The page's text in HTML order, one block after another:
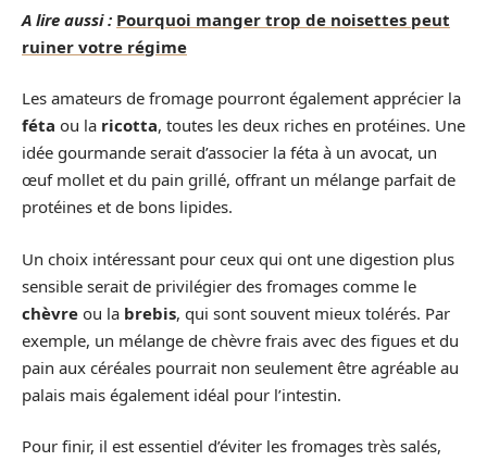
A lire aussi : Pourquoi manger trop de noisettes peut
ruiner votre régime
Les amateurs de fromage pourront également apprécier la
féta ou la ricotta, toutes les deux riches en protéines. Une
idée gourmande serait d’associer la féta à un avocat, un
œuf mollet et du pain grillé, offrant un mélange parfait de
protéines et de bons lipides.
Un choix intéressant pour ceux qui ont une digestion plus
sensible serait de privilégier des fromages comme le
chèvre ou la brebis, qui sont souvent mieux tolérés. Par
exemple, un mélange de chèvre frais avec des figues et du
pain aux céréales pourrait non seulement être agréable au
palais mais également idéal pour l’intestin.
Pour finir, il est essentiel d’éviter les fromages très salés,